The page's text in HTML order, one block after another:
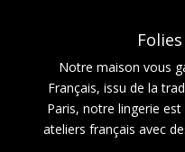
Notre maison vous
Français, issu de la
Paris, notre lingerie
ateliers français avec